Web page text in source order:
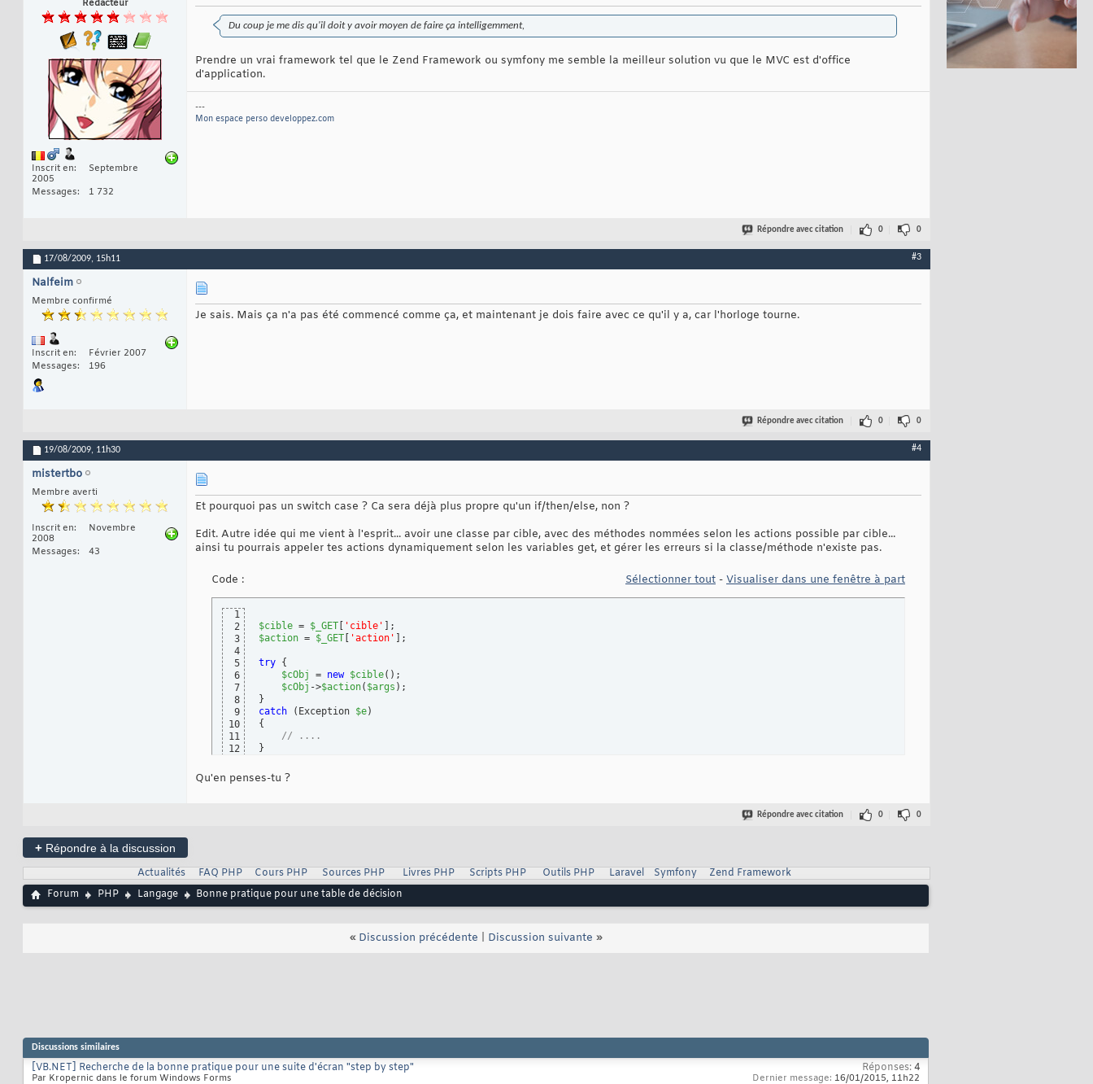
Rédacteur
Inscrit en
Septembre
2005
Messages
1 732
Du coup je me dis qu'il doit y avoir moyen de faire ça intelligemment,
Prendre un vrai framework tel que le Zend Framework ou symfony me semble la meilleur solution vu que le MVC est d'office
d'application.
---
Mon espace perso developpez.com
Répondre avec citation 0 0
17/08/2009, 15h11 #3
Nalfeim
Membre confirmé
Inscrit en
Février 2007
Messages
196
Je sais. Mais ça n'a pas été commencé comme ça, et maintenant je dois faire avec ce qu'il y a, car l'horloge tourne.
Répondre avec citation 0 0
19/08/2009, 11h30 #4
mistertbo
Membre averti
Inscrit en
Novembre
2008
Messages
43
Et pourquoi pas un switch case ? Ca sera déjà plus propre qu'un if/then/else, non ?
Edit. Autre idée qui me vient à l'esprit... avoir une classe par cible, avec des méthodes nommées selon les actions possible par cible...
ainsi tu pourrais appeler tes actions dynamiquement selon les variables get, et gérer les erreurs si la classe/méthode n'existe pas.
Code : Sélectionner tout - Visualiser dans une fenêtre à part
1
2
3
4
5
6
7
8
9
10
11
12
$cible = $_GET 'cible'
$action = $_GET 'action' ;
try {
$cObj
= new $cible( ) ;
$cObj ->$action( $args )
}
catch
( Exception $e)
{
// ....
}
Qu'en penses-tu ?
Répondre avec citation 0 0
+ Répondre à la discussion
Actualités
FAQ PHP Cours PHP Sources PHP Livres PHP Scripts PHP Outils PHP Laravel Symfony
Zend Framework
Forum
PHP Langage Bonne pratique pour une table de décision
« Discussion précédente Discussion suivante »
Discussions similaires
[VB.NET] Recherche de la bonne pratique pour une suite d'écran "step by step"
Par Kropernic dans le forum Windows Forms
Réponses:4
Dernier message: 16/01/2015, 11h22